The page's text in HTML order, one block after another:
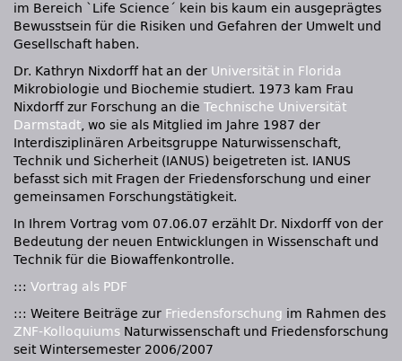
im Bereich `Life Science´ kein bis kaum ein ausgeprägtes
Bewusstsein für die Risiken und Gefahren der Umwelt und
Gesellschaft haben.
Dr. Kathryn Nixdorff hat an der Universität in Florida
Mikrobiologie und Biochemie studiert. 1973 kam Frau
Nixdorff zur Forschung an die Technische Universität
Darmstadt, wo sie als Mitglied im Jahre 1987 der
Interdisziplinären Arbeitsgruppe Naturwissenschaft,
Technik und Sicherheit (IANUS) beigetreten ist. IANUS
befasst sich mit Fragen der Friedensforschung und einer
gemeinsamen Forschungstätigkeit.
In Ihrem Vortrag vom 07.06.07 erzählt Dr. Nixdorff von der
Bedeutung der neuen Entwicklungen in Wissenschaft und
Technik für die Biowaffenkontrolle.
::: Vortrag als PDF
::: Weitere Beiträge zur Friedensforschung im Rahmen des
ZNF-Kolloquiums Naturwissenschaft und Friedensforschung
seit Wintersemester 2006/2007